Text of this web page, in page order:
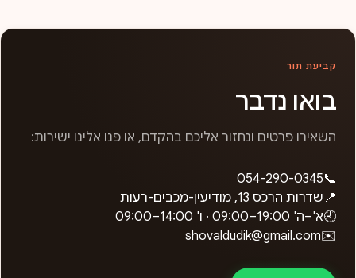
קביעת תור
בואו נדבר
השאירו פרטים ונחזור אליכם בהקדם, או פנו אלינו ישירות:
📞
054-290-0345
📍 שדרות הרכס 13, מודיעין-מכבים-רעות
🕘א'–ה' 09:00–19:00 · ו' 09:00–14:00
✉️
shovaldudik@gmail.com